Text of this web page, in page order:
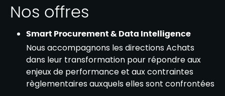
Nos offres
Smart Procurement & Data Intelligence
Nous accompagnons les directions Achats
dans leur transformation pour répondre aux
enjeux de performance et aux contraintes
règlementaires auxquels elles sont confrontées